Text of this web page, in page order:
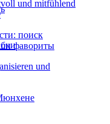
поиск
фавориты